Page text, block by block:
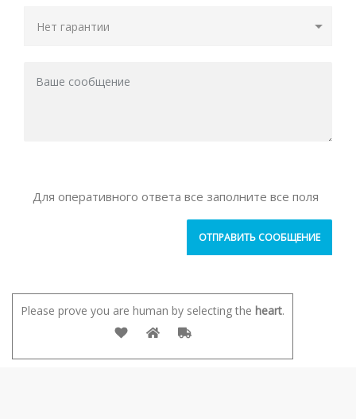
Для оперативного ответа все заполните все поля
Please prove you are human by selecting the heart.